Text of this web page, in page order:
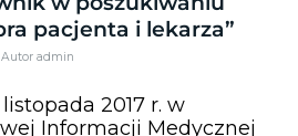
pacjenta i lekarza”
Autor admin
2017 r. w
Informacji Medycznej